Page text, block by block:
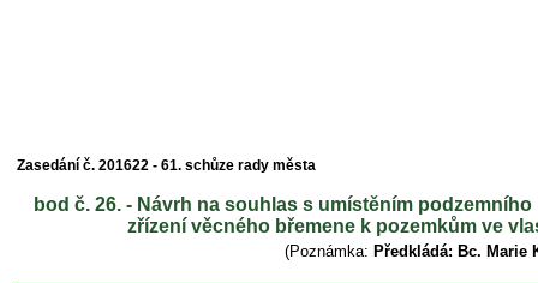
Zasedání č. 201622 - 61. schůze rady města
bod č. 26. - Návrh na souhlas s umístěním
zřízení věcného břemene k pozemkům ve
(Poznámka: Předkládá: Bc.